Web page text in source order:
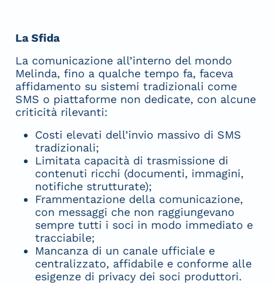
La Sfida
La comunicazione all’interno del mondo
Melinda, fino a qualche tempo fa, faceva
affidamento su sistemi tradizionali come
SMS o piattaforme non dedicate, con alcune
criticità rilevanti:
Costi elevati dell’invio massivo di SMS
tradizionali;
Limitata capacità di trasmissione di
contenuti ricchi (documenti, immagini,
notifiche strutturate);
Frammentazione della comunicazione,
con messaggi che non raggiungevano
sempre tutti i soci in modo immediato e
tracciabile;
Mancanza di un canale ufficiale e
centralizzato, affidabile e conforme alle
esigenze di privacy dei soci produttori.